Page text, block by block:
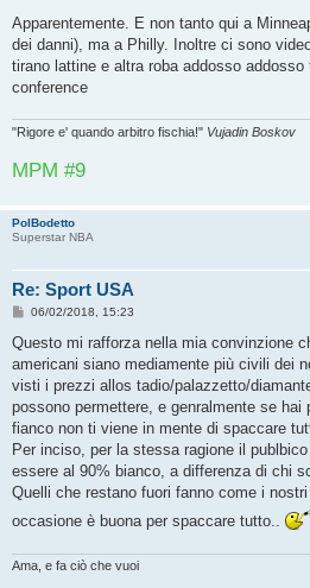
s
s
a
g
i
Apparentemente. E non tanto qui a
dei danni), ma a Philly. Inoltre ci sono
tirano lattine e altra roba addosso
conference
"Rigore e' quando arbitro fischia!" Vujadin Boskov
MPM #9
PolBodetto
Superstar NBA
Re: Sport USA
M
s
a
g
i
o
06/02/2018, 15:23
Questo mi rafforza nella mia convinzione
americani siano mediamente più civili dei
visti i prezzi allos tadio/palazzetto/
possono permettere, e genralmente se hai
fianco non ti viene in mente di spaccare
Per inciso, per la stessa ragione il
essere al 90% bianco, a differenza di chi
Quelli che restano fuori fanno come i
occasione è buona per spaccare tutto..
Ama, e fa ciò che vuoi